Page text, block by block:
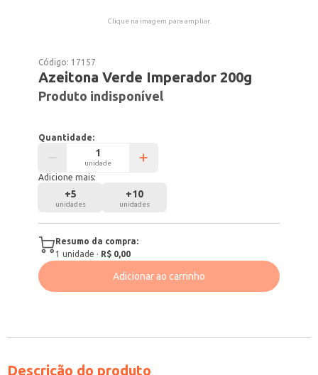
Clique na imagem para ampliar.
Código: 17157
Azeitona Verde Imperador 200g
Produto indisponível
Quantidade:
unidade
Adicione mais:
+5
unidades
+10
unidades
Resumo da compra:
1 unidade · R$ 0,00
Adicionar ao carrinho
Descrição do produto